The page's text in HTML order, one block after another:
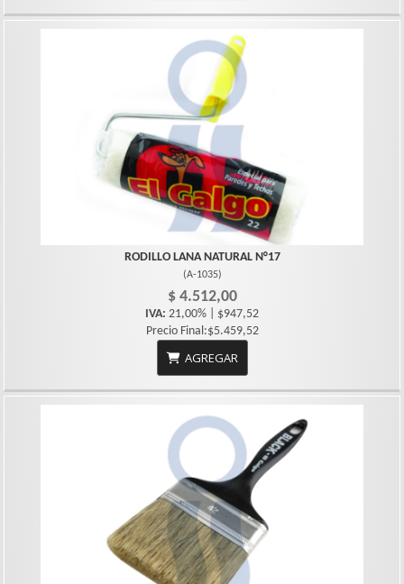
RODILLO LANA NATURAL N°17
(A-1035)
$ 4.512,00
IVA: 21,00% | $947,52
Precio Final:$5.459,52
AGREGAR